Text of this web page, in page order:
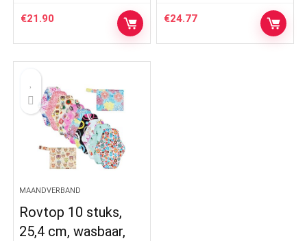
€21.90 €24.77
MAANDVERBAND
Rovtop 10 stuks,
25,4 cm, wasbaar,